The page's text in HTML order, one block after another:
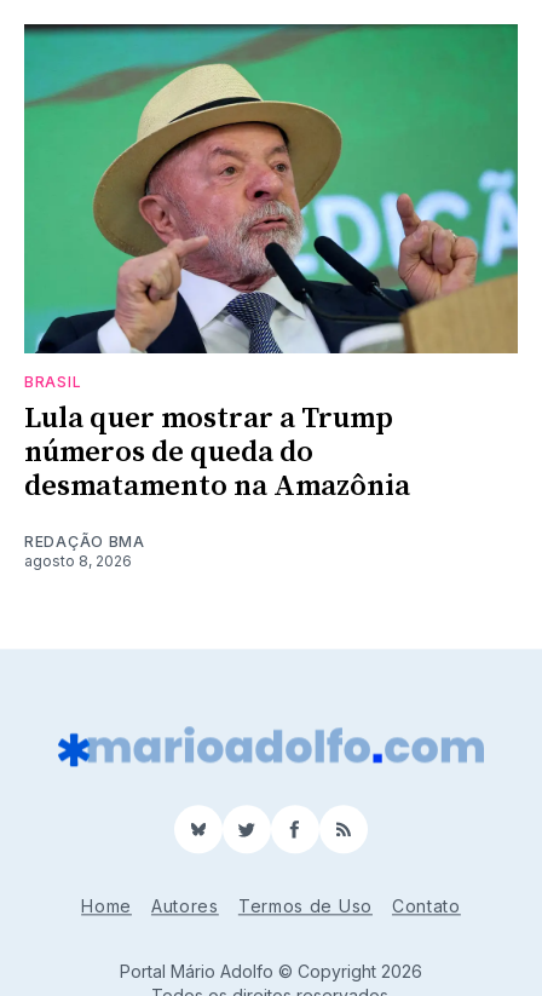
BRASIL
Lula quer mostrar a Trump
números de queda do
desmatamento na Amazônia
REDAÇÃO BMA
agosto 8, 2026
BlueSkyTwitterFacebook
RSS
Home Autores Termos de Uso Contato
Portal Mário Adolfo © Copyright 2026